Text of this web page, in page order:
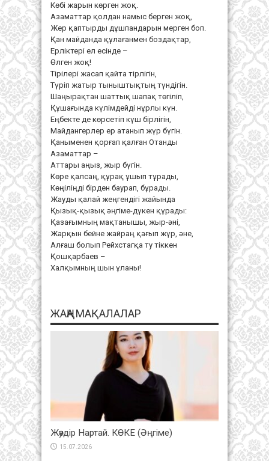
Көбі жарын көрген жоқ.
Азаматтар қолдан намыс берген жоқ,
Жер қаптырды дұшпандарын мерген боп.
Қан майданда құлағанмен боздақтар,
Ерліктері ел есінде –
Өлген жоқ!
Тірілері жасап қайта тірлігін,
Түріп жатыр тыныштықтың түндігін.
Шаңырақтан шаттық шапақ төгіліп,
Құшағында күлімдейді нұрлы күн.
Еңбекте де көрсетіп күш бірлігін,
Майдангерлер ер атанып жүр бүгін.
Қаныменен қорғап қалған Отанды
Азаматтар –
Аттары аңыз, жыр бүгін.
Көре қалсаң, құрақ ұшып тұрады,
Көңіліңді бірден баурап, бұрады.
Жауды қалай жеңгендігі жайында
Қызық-қызық әңгіме-дүкен құрады:
Қазағымның мақтанышы, жыр-әні,
Жарқын бейне жайраң қағып жүр, әне,
Алғаш болып Рейхстагқа ту тіккен
Қошқарбаев –
Халқымның шын ұланы!
ЖАҢА МАҚАЛАЛАР
Жәудір Нартай. КӨКЕ (Әңгіме)
15.07.2026